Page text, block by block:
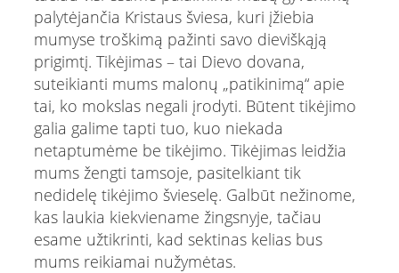
palytėjančia Kristaus šviesa, kuri įžiebia
mumyse troškimą pažinti savo dieviškąją
prigimtį. Tikėjimas – tai Dievo dovana,
suteikianti mums malonų „patikinimą“ apie
tai, ko mokslas negali įrodyti. Būtent tikėjimo
galia galime tapti tuo, kuo niekada
netaptumėme be tikėjimo. Tikėjimas leidžia
mums žengti tamsoje, pasitelkiant tik
nedidelę tikėjimo švieselę. Galbūt nežinome,
kas laukia kiekviename žingsnyje, tačiau
esame užtikrinti, kad sektinas kelias bus
mums reikiamai nužymėtas.